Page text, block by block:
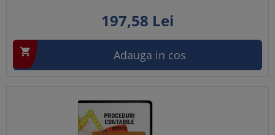
197,58 Lei
 Adauga in cos